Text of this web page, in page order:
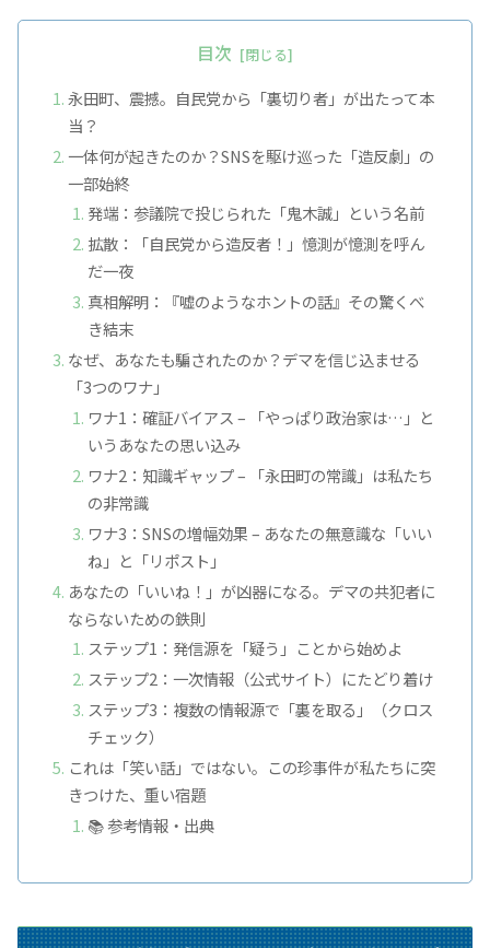
目次
永田町、震撼。自民党から 「裏切り者」が出たって本
当？
一体何が起きたのか？SNSを駆け巡った 「造反劇」 の
一部始終
発端：参議院で投じられた 「鬼木誠」 という名前
拡散：
「自民党から造反者！」 憶測が憶測を呼ん
だ一夜
真相解明：『嘘のようなホントの話』その驚くべ
き結末
なぜ、あなたも騙されたのか？デマを信じ込ませる
「3つのワナ」
ワナ1：確証バイアス –
「やっぱり政治家は…」 と
いうあなたの思い込み
ワナ2：知識ギャップ –
「永田町の常識」 は私たち
の非常識
ワナ3：SNSの増幅効果 – あなたの無意識な 「いい
ね」 と 「リポスト」
あなたの 「いいね！」が凶器になる。デマの共犯者に
ならないための鉄則
ステップ1：発信源を 「疑う」 ことから始めよ
ステップ2：一次情報（公式サイト）にたどり着け
ステップ3：複数の情報源で 「裏を取る」
（クロス
チェック）
これは 「笑い話」 ではない。この珍事件が私たちに突
きつけた、重い宿題
📚 参考情報・出典